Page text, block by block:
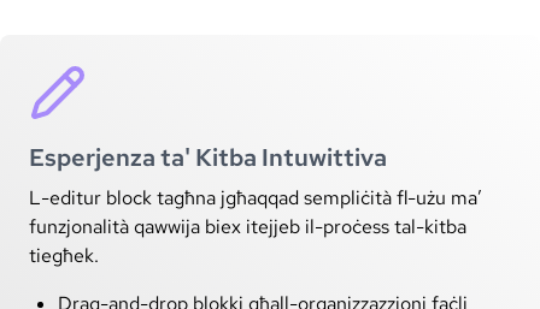
Esperjenza ta' Kitba Intuwittiva
L-editur block tagħna jgħaqqad sempliċità fl-użu ma’
funzjonalità qawwija biex itejjeb il-proċess tal-kitba
tiegħek.
Drag-and-drop blokki għall-organizzazzjoni faċli